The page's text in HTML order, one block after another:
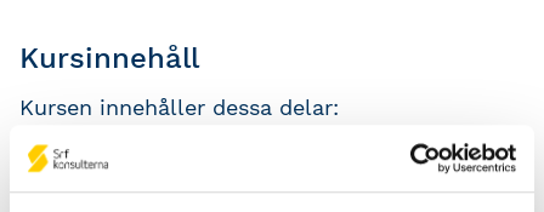
Kursinnehåll
Kursen innehåller dessa delar:
Hur en försäljning av en näringsfastighet i
olika företagsformer beskattas.